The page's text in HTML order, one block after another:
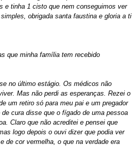
e tinha 1 cisto que nem conseguimos ver
obrigada santa faustina e gloria a ti
que minha família tem recebido
no último estágio. Os médicos não
Mas não perdi as esperanças. Rezei o
um retiro só para meu pai e um pregador
cura disse que o fígado de uma pessoa
Claro que não acreditei e pensei que
logo depois o ouvi dizer que podia ver
de cor vermelha, o que na verdade era